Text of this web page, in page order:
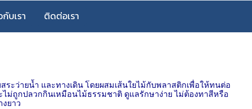
กับเรา ติดต่อเรา
ะว่ายน้ำ และทางเดิน โดยผสมเส้นใยไม้กับพลาสติกเพื่อให้ทนต่อ
ถูกปลวกกินเหมือนไม้ธรรมชาติ ดูแลรักษาง่าย ไม่ต้องทาสีหรือ
ยาว